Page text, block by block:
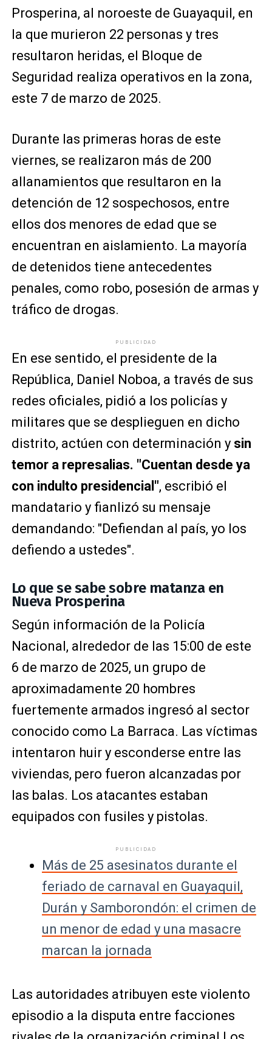
Prosperina, al noroeste de Guayaquil, en
la que murieron 22 personas y tres
resultaron heridas, el Bloque de
Seguridad realiza operativos en la zona,
este 7 de marzo de 2025.
Durante las primeras horas de este
viernes, se realizaron más de 200
allanamientos que resultaron en la
detención de 12 sospechosos, entre
ellos dos menores de edad que se
encuentran en aislamiento. La mayoría
de detenidos tiene antecedentes
penales, como robo, posesión de armas y
tráfico de drogas.
PUBLICIDAD
En ese sentido, el presidente de la
República, Daniel Noboa, a través de sus
redes oficiales, pidió a los policías y
militares que se desplieguen en dicho
distrito, actúen con determinación ysin
temor a represalias. "Cuentan desde ya
con indulto presidencial", escribió el
mandatario y fianlizó su mensaje
demandando: "Defiendan al país, yo los
defiendo a ustedes".
Lo que se sabe sobre matanza en
Nueva Prosperina
Según información de la Policía
Nacional, alrededor de las 15:00 de este
6 de marzo de 2025, un grupo de
aproximadamente 20 hombres
fuertemente armados ingresó al sector
conocido como La Barraca. Las víctimas
intentaron huir y esconderse entre las
viviendas, pero fueron alcanzadas por
las balas. Los atacantes estaban
equipados con fusiles y pistolas.
PUBLICIDAD
Más de 25 asesinatos durante el
feriado de carnaval en Guayaquil,
Durán y Samborondón: el crimen de
un menor de edad y una masacre
marcan la jornada
Las autoridades atribuyen este violento
episodio a la disputa entre facciones